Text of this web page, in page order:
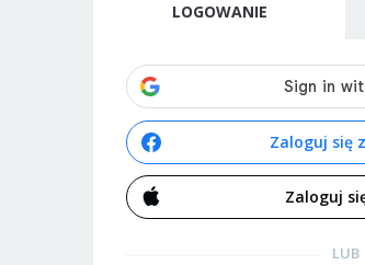
LOGOWANIE
Zaloguj się
Zaloguj
LUB